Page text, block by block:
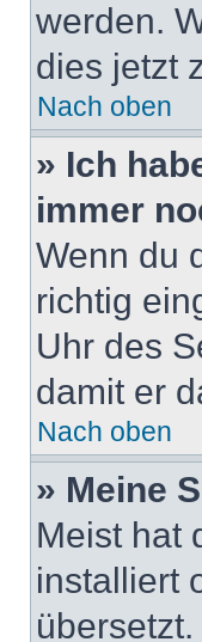
werden.
dies jetzt
Nach oben
» Ich
immer
Wenn du
richtig
Uhr des
damit er
Nach oben
» Meine
Meist hat
installiert